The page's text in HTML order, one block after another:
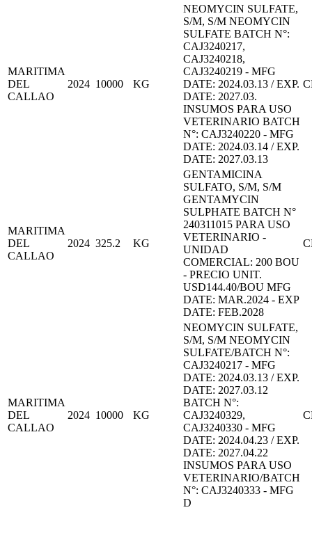
MARITIMA
DEL
CALLAO
2024 10000 KG
NEOMYCIN SULFATE,
S/M, S/M NEOMYCIN
SULFATE BATCH N°:
CAJ3240217,
CAJ3240218,
CAJ3240219 - MFG
DATE: 2024.03.13 / EXP.
DATE: 2027.03.
INSUMOS PARA USO
VETERINARIO BATCH
N°: CAJ3240220 - MFG
DATE: 2024.03.14 / EXP.
DATE: 2027.03.13
MARITIMA
DEL
CALLAO
2024 325.2 KG
GENTAMICINA
SULFATO, S/M, S/M
GENTAMYCIN
SULPHATE BATCH N°
240311015 PARA USO
VETERINARIO -
UNIDAD
COMERCIAL: 200 BOU
- PRECIO UNIT.
USD144.40/BOU MFG
DATE: MAR.2024 - EXP
DATE: FEB.2028
MARITIMA
DEL
CALLAO
2024 10000 KG
NEOMYCIN SULFATE,
S/M, S/M NEOMYCIN
SULFATE/BATCH N°:
CAJ3240217 - MFG
DATE: 2024.03.13 / EXP.
DATE: 2027.03.12
BATCH N°:
CAJ3240329,
CAJ3240330 - MFG
DATE: 2024.04.23 / EXP.
DATE: 2027.04.22
INSUMOS PARA USO
VETERINARIO/BATCH
N°: CAJ3240333 - MFG
D